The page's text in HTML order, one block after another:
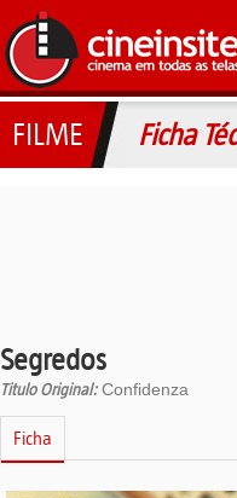
FILME Ficha
Segredos
Titulo Original:Confidenza
Ficha